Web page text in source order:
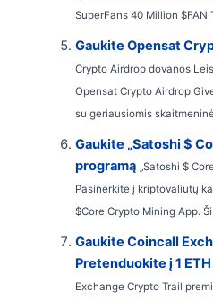
SuperFans 40 Million $FAN
Gaukite Opensat
Crypto Airdrop dovanos
Opensat Crypto Airdrop
su geriausiomis
Gaukite „Satoshi $
programą „Satoshi $
Pasinerkite į kriptovaliutų
$Core Crypto Mining App.
Gaukite Coincall
Pretenduokite į 1
Exchange Crypto Trail